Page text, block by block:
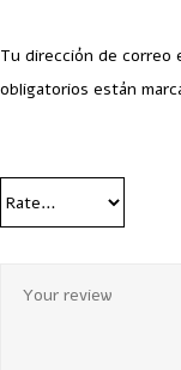
Tu dirección de correo
obligatorios están